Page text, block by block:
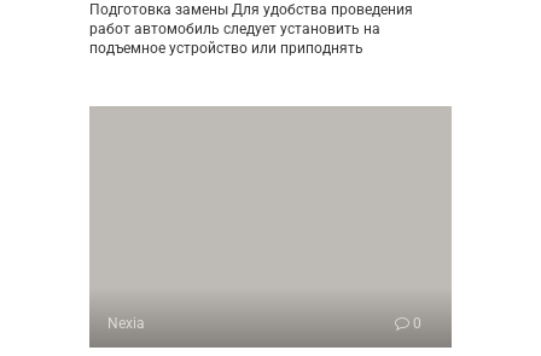
Подготовка замены Для удобства проведения
работ автомобиль следует установить на
подъемное устройство или приподнять
Nexia 0